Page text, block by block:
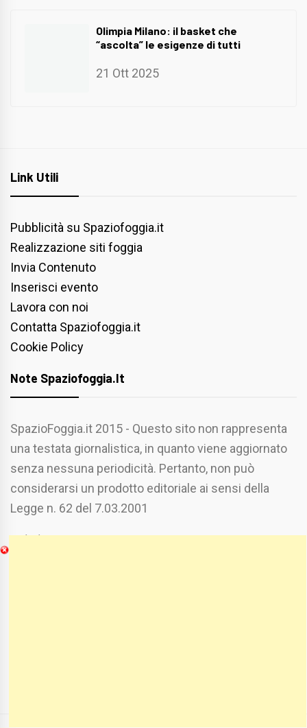
Olimpia Milano: il basket che
“ascolta” le esigenze di tutti
21 Ott 2025
Link Utili
Pubblicità su Spaziofoggia.it
Realizzazione siti foggia
Invia Contenuto
Inserisci evento
Lavora con noi
Contatta Spaziofoggia.it
Cookie Policy
Note Spaziofoggia.it
SpazioFoggia.it 2015 - Questo sito non rappresenta
una testata giornalistica, in quanto viene aggiornato
senza nessuna periodicità. Pertanto, non può
considerarsi un prodotto editoriale ai sensi della
Legge n. 62 del 7.03.2001
Chi Siamo